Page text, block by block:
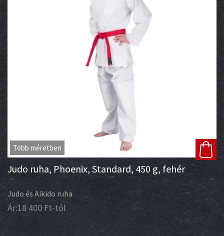
Több méretben
Judo ruha, Phoenix, Standard, 450 g, fehér
Judo és Aikido ruha
Ár:18 400Ft-tól